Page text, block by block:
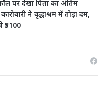
पर देखा पिता का अंतिम
ने वृद्धाश्रम में तोड़ा दम,